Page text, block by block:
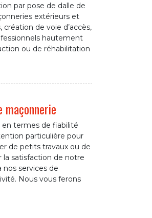
par pose de dalle de
extérieurs et
de voie d’accès,
hautement
ou de réhabilitation
termes de fiabilité
particulière pour
de petits travaux ou de
la satisfaction de notre
nos services de
Nous vous ferons